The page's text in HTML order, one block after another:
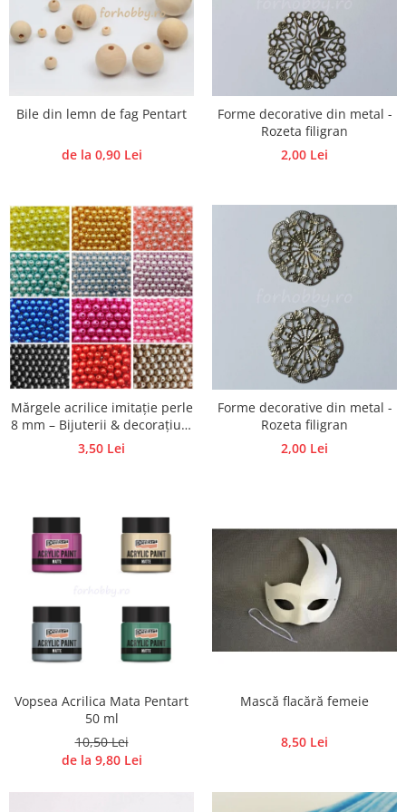
Hartie craft
Carton/Hartie efecte speciale
Carton/Hartie Scrapbooking
Carton/Hartie unicolor
Hartie creponata
Hartie dantelata
Hartie reciclata/manuala
Plicuri
Carton
Rame, albume, notesuri
Masti
Forme/Figurine carton
Panglici, snururi, sarma
Dantela
Panglici craciun
Panglici decor
Aplice decor
Sticla
Platouri
Altele
Stampile, sigilii
Baze stampile
Stampile silicon
Ustensile, aparate
Cutter, trimmer
Bile din lemn de fag Pentart
de la 0,90 Lei
Forme decorative din metal -
Rozeta filigran
2,00 Lei
Mărgele acrilice imitație perle
8 mm – Bijuterii & decorațiuni
handmade
3,50 Lei
Forme decorative din metal -
Rozeta filigran
2,00 Lei
Vopsea Acrilica Mata Pentart
50 ml
10,50 Lei
de la 9,80 Lei
Mască flacără femeie
8,50 Lei